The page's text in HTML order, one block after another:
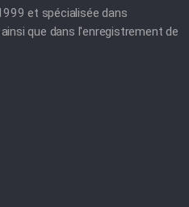
et spécialisée dans
que dans l'enregistrement de